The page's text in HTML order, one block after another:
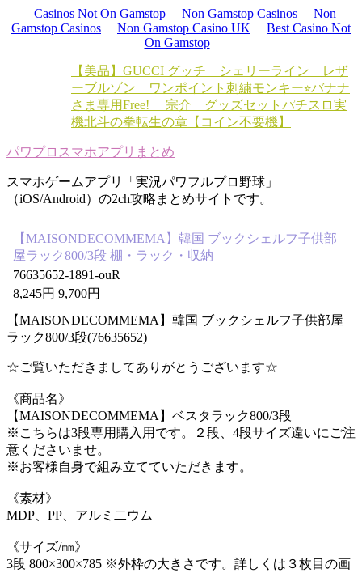
Casinos Not On Gamstop Non Gamstop Casinos
Non
Gamstop Casinos
Non Gamstop Casino UK
Best Casino Not
On Gamstop
【美品】GUCCI グッチ シェリーライン レザ
ーブルゾン ワンポイント刺繍モンキー⭐︎バナナ
さま専用Free! 宗介 グッズセット パチスロ実
機北斗の拳転生の章【コイン不要機】
パワプロスマホアプリまとめ
スマホゲームアプリ「実況パワフルプロ野球」
（iOS/Android）の2ch攻略まとめサイトです。
【MAISONDECOMMEMA】韓国 ブックシェルフ子供部
屋ラック800/3段 棚・ラック・収納
76635652-1891-ouR
8,245円 9,700円
【MAISONDECOMMEMA】韓国 ブックシェルフ子供部屋
ラック800/3段(76635652)
☆ご覧いただきましてありがとうございます☆
《商品名》
【MAISONDECOMMEMA】ベスタラック800/3段
※こちらは3段専用購入用です。２段、4段サイズ違いにご注
意くださいませ。
※お客様自身で組み立てていただきます。
《素材》
MDP、PP、アルミ二ウム
《サイズ/㎜》
3段 800×300×785 ※外枠の大きさです。詳しくは３枚目の画